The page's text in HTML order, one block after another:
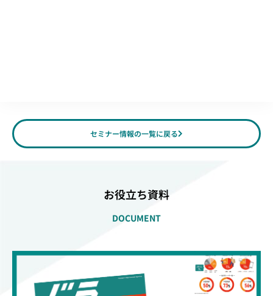
セミナー情報の一覧に戻る
お役立ち資料
DOCUMENT